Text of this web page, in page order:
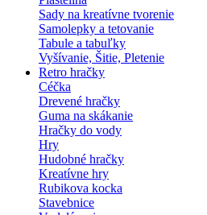
Sady na kreatívne tvorenie
Samolepky a tetovanie
Tabule a tabuľky
Vyšívanie, Šitie, Pletenie
Retro hračky
Céčka
Drevené hračky
Guma na skákanie
Hračky do vody
Hry
Hudobné hračky
Kreatívne hry
Rubikova kocka
Stavebnice